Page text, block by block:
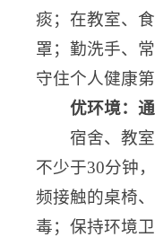
痰；在教室、
罩；勤洗手、
守住个人健康第
优环境：
宿舍、教
不少于30分钟
频接触的桌椅
毒；保持环境